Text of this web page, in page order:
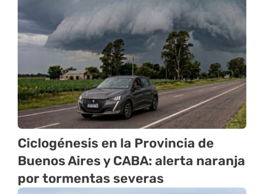
Ciclogénesis en la Provincia de
Buenos Aires y CABA: alerta naranja
por tormentas severas